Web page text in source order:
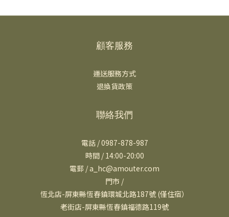
顧客服務
運送服務方式
退換貨政策
聯絡我們
電話 / 0987-878-987
時間 / 14:00-20:00
電郵 / a_hc@amouter.com
門市 /
恆北店-屏東縣恆春鎮環城北路187號 (僅住宿）
老街店-屏東縣恆春鎮福德路119號